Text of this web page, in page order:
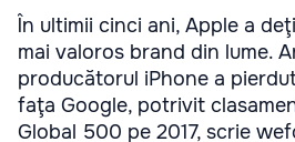
În ultimii cinci ani, Apple a
mai valoros brand din lume.
producătorul iPhone a
faţa Google, potrivit
Global 500 pe 2017, scrie